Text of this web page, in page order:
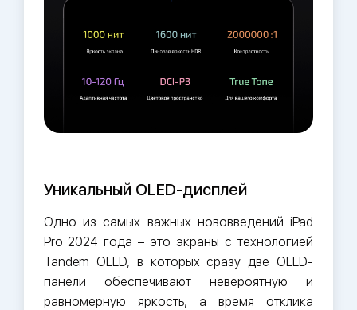
Уникальный OLED-дисплей
Одно из самых важных нововведений iPad
Pro 2024 года – это экраны с технологией
Tandem OLED, в которых сразу две OLED-
панели обеспечивают невероятную и
равномерную яркость, а время отклика